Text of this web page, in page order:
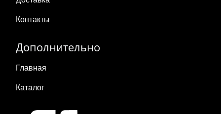
Контакты
Дополнительно
Главная
Каталог